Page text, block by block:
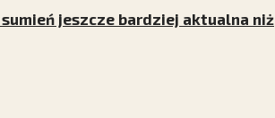
jeszcze bardziej aktualna niż